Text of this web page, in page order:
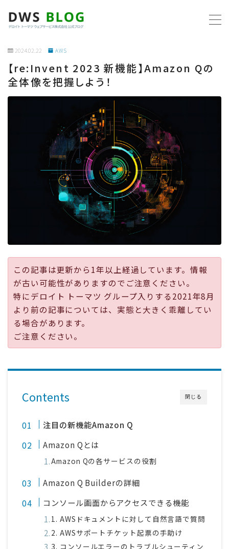
ホーム
AWS
プログラミング
リモートワーク
公式ページ
2024.02.22 AWS
【re:Invent 2023 新機能】Amazon Qの
全体像を把握しよう！
この記事は更新から1年以上経過しています。情報
が古い可能性がありますのでご注意ください。
特にデロイト トーマツ グループ入りする2021年8月
より前の記事については、実態と大きく乖離してい
る場合があります。
ご注意ください。
閉じる
Contents
注目の新機能Amazon Q
Amazon Qとは
Amazon Qの各サービスの役割
Amazon Q Builderの詳細
コンソール画面からアクセスできる機能
1. AWSドキュメントに対して自然言語で質問
2. AWSサポートチケット起票の手助け
3. コンソールエラーのトラブルシューティン